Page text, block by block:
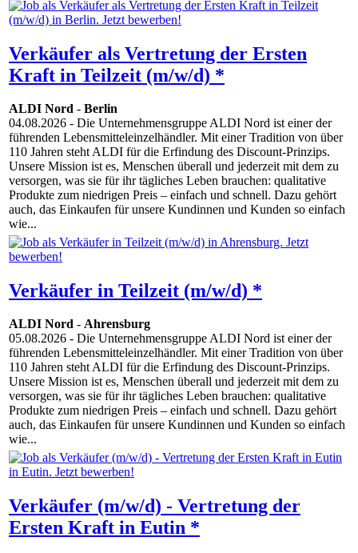
Verkäufer als Vertretung der Ersten
Kraft in Teilzeit (m/w/d) *
ALDI Nord - Berlin
04.08.2026 - Die Unternehmensgruppe ALDI Nord ist einer der
führenden Lebensmitteleinzelhändler. Mit einer Tradition von über
110 Jahren steht ALDI für die Erfindung des Discount-Prinzips.
Unsere Mission ist es, Menschen überall und jederzeit mit dem zu
versorgen, was sie für ihr tägliches Leben brauchen: qualitative
Produkte zum niedrigen Preis – einfach und schnell. Dazu gehört
auch, das Einkaufen für unsere Kundinnen und Kunden so einfach
wie...
Verkäufer in Teilzeit (m/w/d) *
ALDI Nord - Ahrensburg
05.08.2026 - Die Unternehmensgruppe ALDI Nord ist einer der
führenden Lebensmitteleinzelhändler. Mit einer Tradition von über
110 Jahren steht ALDI für die Erfindung des Discount-Prinzips.
Unsere Mission ist es, Menschen überall und jederzeit mit dem zu
versorgen, was sie für ihr tägliches Leben brauchen: qualitative
Produkte zum niedrigen Preis – einfach und schnell. Dazu gehört
auch, das Einkaufen für unsere Kundinnen und Kunden so einfach
wie...
Verkäufer (m/w/d) - Vertretung der
Ersten Kraft in Eutin *